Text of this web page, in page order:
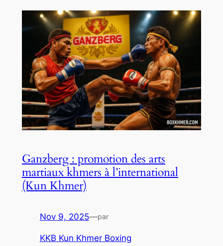
Ganzberg : promotion des arts
martiaux khmers à l’international
(Kun Khmer)
Nov 9, 2025—par
KKB Kun Khmer Boxing